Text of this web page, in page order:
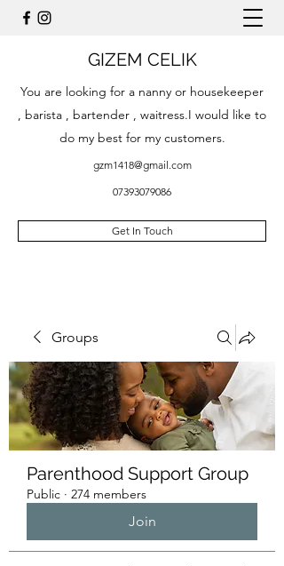
GIZEM CELIK
You are looking for a nanny or housekeeper
, barista , bartender , waitress.I would like to
do my best for my customers.
gzm1418@gmail.com
07393079086
Get In Touch
Groups
Parenthood Support Group
Public · 274 members
Join